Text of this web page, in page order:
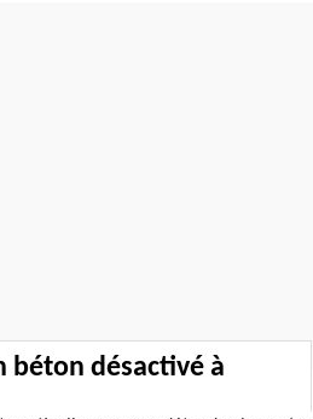
béton désactivé à